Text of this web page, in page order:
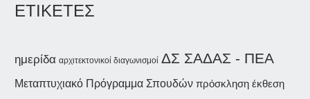
ΕΤΙΚΕΤΕΣ
ημερίδα αρχιτεκτονικοί διαγωνισμοί ΔΣ ΣΑΔΑΣ - ΠΕΑ
Μεταπτυχιακό Πρόγραμμα Σπουδών πρόσκληση έκθεση